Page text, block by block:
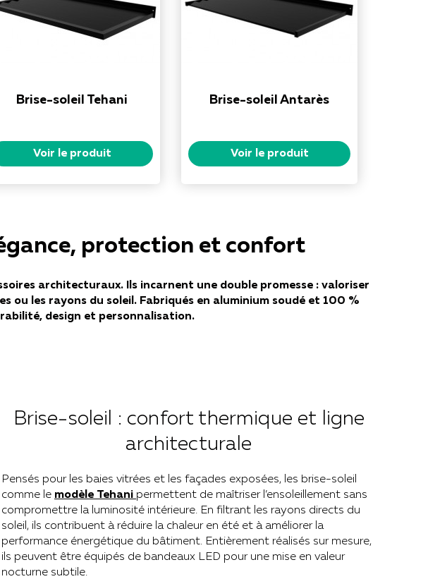
Brise-soleil Tehani
Voir le produit
Brise-soleil Antarès
Voir le produit
protection et confort
architecturaux. Ils incarnent une double promesse : valoriser
les rayons du soleil. Fabriqués en aluminium soudé et 100 %
design et personnalisation.
Brise-soleil : confort thermique et ligne
architecturale
Pensés pour les baies vitrées et les façades exposées, les brise-soleil
comme le modèle Tehani permettent de maîtriser l’ensoleillement sans
compromettre la luminosité intérieure. En filtrant les rayons directs du
soleil, ils contribuent à réduire la chaleur en été et à améliorer la
performance énergétique du bâtiment. Entièrement réalisés sur mesure,
ils peuvent être équipés de bandeaux LED pour une mise en valeur
nocturne subtile.